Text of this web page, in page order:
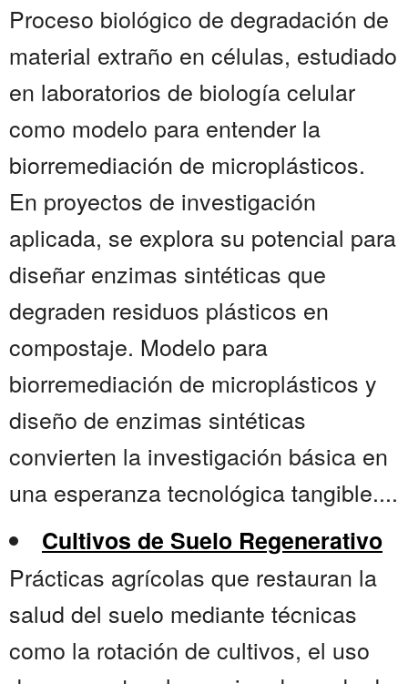
Proceso biológico de degradación de
material extraño en células, estudiado
en laboratorios de biología celular
como modelo para entender la
biorremediación de microplásticos.
En proyectos de investigación
aplicada, se explora su potencial para
diseñar enzimas sintéticas que
degraden residuos plásticos en
compostaje. Modelo para
biorremediación de microplásticos y
diseño de enzimas sintéticas
convierten la investigación básica en
una esperanza tecnológica tangible....
Cultivos de Suelo Regenerativo
Prácticas agrícolas que restauran la
salud del suelo mediante técnicas
como la rotación de cultivos, el uso